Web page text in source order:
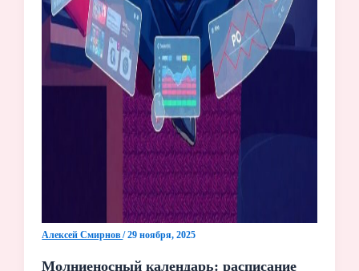
Алексей Смирнов/29 ноября, 2025
Молниеносный календарь: расписание